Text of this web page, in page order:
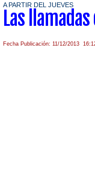
A PARTIR DEL JUEVES
Las
Fecha Publicación: 11/12/2013